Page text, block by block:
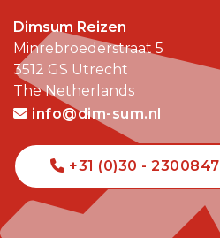
Dimsum Reizen
Minrebroederstraat 5
3512 GS Utrecht
The Netherlands
info@dim-sum.nl
+31 (0)30 - 2300847